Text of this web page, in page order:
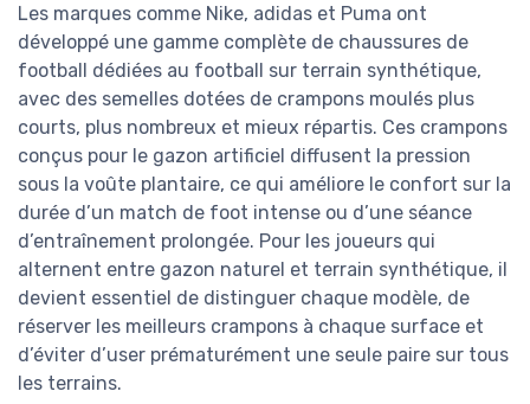
Les marques comme Nike, adidas et Puma ont
développé une gamme complète de chaussures de
football dédiées au football sur terrain synthétique,
avec des semelles dotées de crampons moulés plus
courts, plus nombreux et mieux répartis. Ces crampons
conçus pour le gazon artificiel diffusent la pression
sous la voûte plantaire, ce qui améliore le confort sur la
durée d’un match de foot intense ou d’une séance
d’entraînement prolongée. Pour les joueurs qui
alternent entre gazon naturel et terrain synthétique, il
devient essentiel de distinguer chaque modèle, de
réserver les meilleurs crampons à chaque surface et
d’éviter d’user prématurément une seule paire sur tous
les terrains.